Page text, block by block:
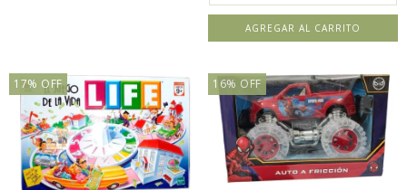
AGREGAR AL CARRITO
17% OFF 16% OFF